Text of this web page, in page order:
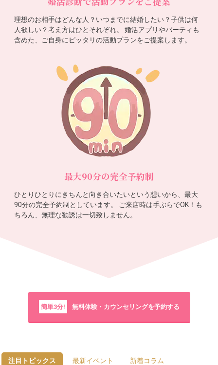
理想のお相手はどんな人？いつまでに結婚したい？子供は何
人欲しい？考え方はひとそれぞれ。 婚活アプリやパーティも
含めた、ご自身にピッタリの活動プランをご提案します。
最大90分の完全予約制
ひとりひとりにきちんと向き合いたいという想いから、最大
90分の完全予約制としています。 ご来店時は手ぶらでOK！も
ちろん、無理な勧誘は一切致しません。
簡単3分! 無料体験・カウンセリングを予約する
注目トピックス 最新イベント 新着コラム